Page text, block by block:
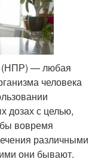
(НПР) — любая
человека
дозах с целью,
вовремя
различными
они бывают.